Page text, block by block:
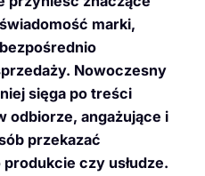
marki,
Nowoczesny
sięga po treści
odbiorze, angażujące i
przekazać
czy usłudze.